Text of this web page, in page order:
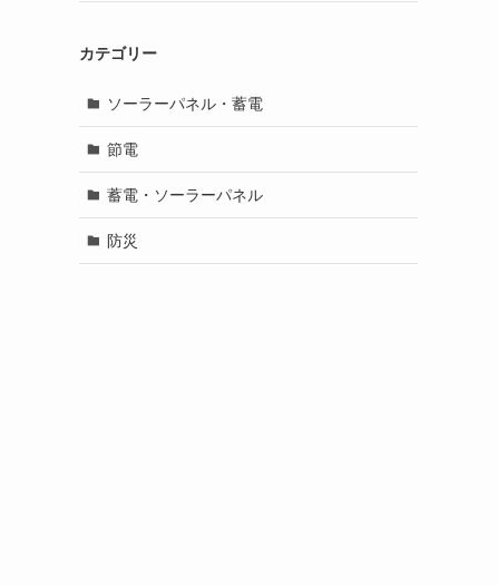
カテゴリー
ソーラーパネル・蓄電
節電
蓄電・ソーラーパネル
防災